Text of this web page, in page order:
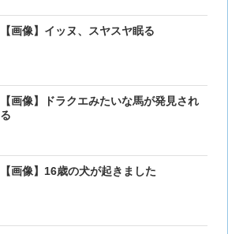
【画像】イッヌ、スヤスヤ眠る
【画像】ドラクエみたいな馬が発見され
る
【画像】16歳の犬が起きました